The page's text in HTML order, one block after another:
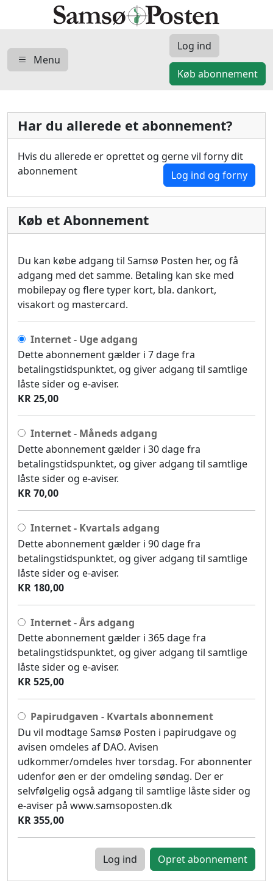
Menu
Log ind
Køb abonnement
Har du allerede et abonnement?
Hvis du allerede er oprettet og gerne vil forny dit
abonnement
Log ind og forny
Køb et Abonnement
Du kan købe adgang til Samsø Posten her, og få
adgang med det samme. Betaling kan ske med
mobilepay og flere typer kort, bla. dankort,
visakort og mastercard.
Internet - Uge adgang
Dette abonnement gælder i 7 dage fra
betalingstidspunktet, og giver adgang til samtlige
låste sider og e-aviser.
KR 25,00
Internet - Måneds adgang
Dette abonnement gælder i 30 dage fra
betalingstidspunktet, og giver adgang til samtlige
låste sider og e-aviser.
KR 70,00
Internet - Kvartals adgang
Dette abonnement gælder i 90 dage fra
betalingstidspunktet, og giver adgang til samtlige
låste sider og e-aviser.
KR 180,00
Internet - Års adgang
Dette abonnement gælder i 365 dage fra
betalingstidspunktet, og giver adgang til samtlige
låste sider og e-aviser.
KR 525,00
Papirudgaven - Kvartals abonnement
Du vil modtage Samsø Posten i papirudgave og
avisen omdeles af DAO. Avisen
udkommer/omdeles hver torsdag. For abonnenter
udenfor øen er der omdeling søndag. Der er
selvfølgelig også adgang til samtlige låste sider og
e-aviser på www.samsoposten.dk
KR 355,00
Log ind